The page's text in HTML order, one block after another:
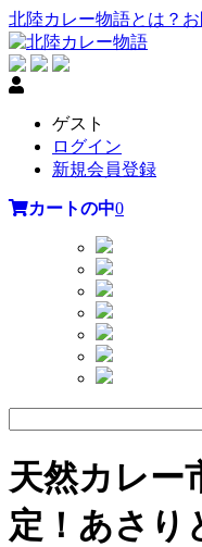
北陸カレー物語とは？
ゲスト
ログイン
新規会員登録
カートの中0
天然カレー
定！あさり